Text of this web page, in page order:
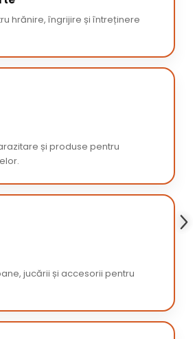
hrănire, îngrijire și întreținere
și produse pentru
jucării și accesorii pentru